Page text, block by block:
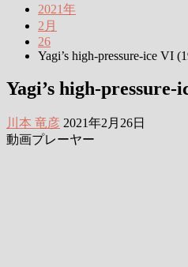
2021年
2月
26
Yagi’s high-pressure-ice VI
Yagi’s high-pressure-
川本 竜彦 2021年2月26日
動画プレーヤー